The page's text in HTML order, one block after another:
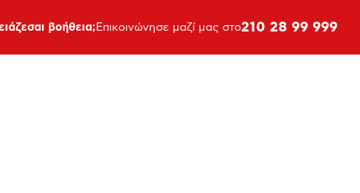
βοήθεια; Επικοινώνησε μαζί μας στο210 28 99 999